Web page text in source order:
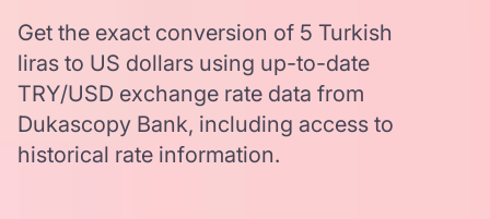
Get the exact conversion of 5 Turkish
liras to US dollars using up-to-date
TRY/USD exchange rate data from
Dukascopy Bank, including access to
historical rate information.